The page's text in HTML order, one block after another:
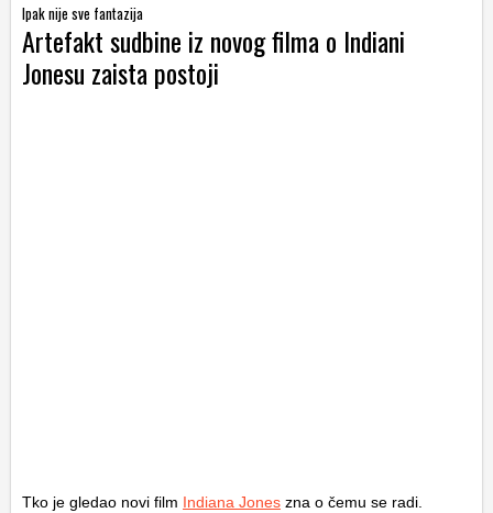
Ipak nije sve fantazija
Artefakt sudbine iz novog filma o Indiani
Jonesu zaista postoji
Tko je gledao novi film Indiana Jones zna o čemu se radi.